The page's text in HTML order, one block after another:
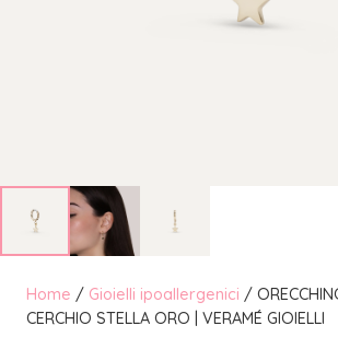
Home / Gioielli ipoallergenici /
CERCHIO STELLA ORO | VERAMÉ GIOIELLI